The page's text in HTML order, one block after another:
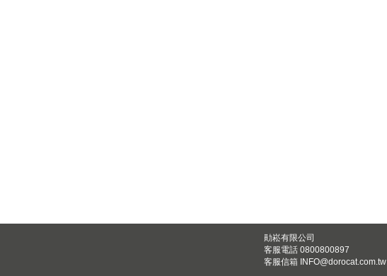
勛崧有限公司
客服電話 0800800897
客服信箱
INFO@dorocat.com.tw